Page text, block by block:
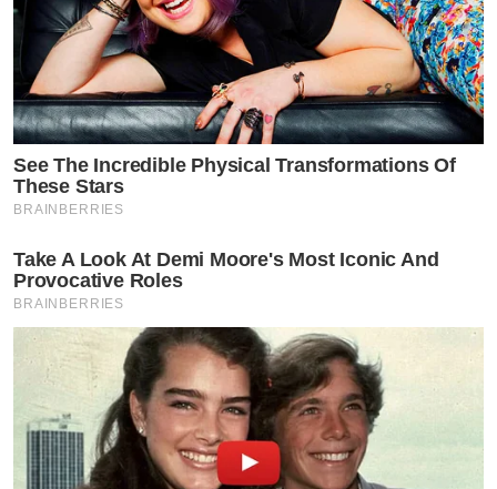
See The Incredible Physical Transformations Of
These Stars
BRAINBERRIES
Take A Look At Demi Moore's Most Iconic And
Provocative Roles
BRAINBERRIES